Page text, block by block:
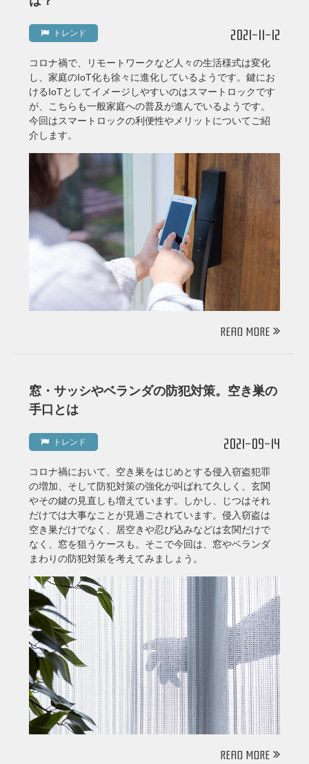
トレンド 2021-11-12
コロナ禍で、リモートワークなど人々の生活様式は変化
し、家庭のIoT化も徐々に進化しているようです。鍵にお
けるIoTとしてイメージしやすいのはスマートロックです
が、こちらも一般家庭への普及が進んでいるようです。
今回はスマートロックの利便性やメリットについてご紹
介します。
READ MORE
窓・サッシやベランダの防犯対策。空き巣の
⼿⼝とは
トレンド 2021-09-14
コロナ禍において、空き巣をはじめとする侵入窃盗犯罪
の増加、そして防犯対策の強化が叫ばれて久しく、玄関
やその鍵の見直しも増えています。しかし、じつはそれ
だけでは大事なことが見過ごされています。侵入窃盗は
空き巣だけでなく、居空きや忍び込みなどは玄関だけで
なく、窓を狙うケースも。そこで今回は、窓やベランダ
まわりの防犯対策を考えてみましょう。
READ MORE